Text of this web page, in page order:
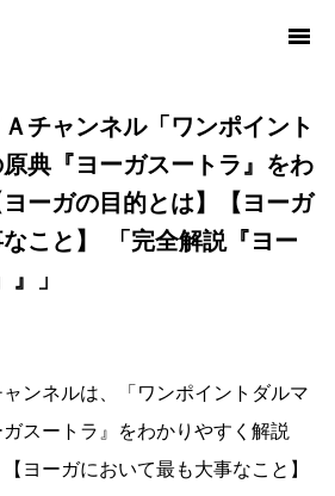
チャンネル「ワンポイント
典『ヨーガスートラ』をわ
ーガの目的とは】【ヨーガ
こと】 「完全解説『ヨー
」
ンネルは、「ワンポイントダルマ
ガスートラ』をわかりやすく解説
ヨーガにおいて最も大事なこと】